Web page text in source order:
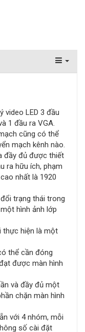
video LED 3 đầu
1 đầu ra VGA.
cũng có thể
mạch kênh nào.
đầy đủ được thiết
ra hữu ích, phạm
nhất là 1920
trạng thái trong
hình ảnh lớp
thực hiện là một
thể cần đóng
được màn hình
và đầy đủ một
chặn màn hình
với 4 nhóm, mỗi
số cài đặt